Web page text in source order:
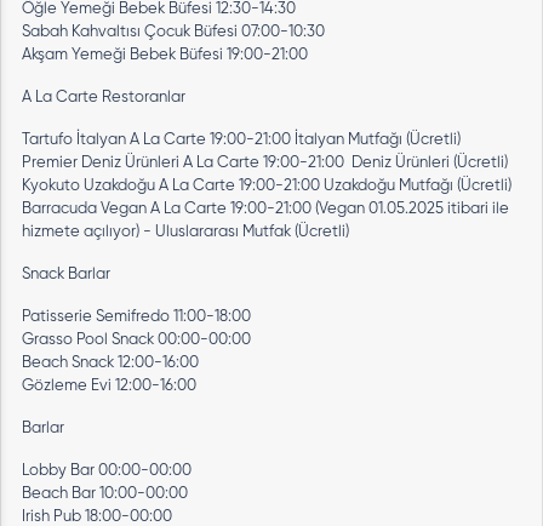
Öğle Yemeği Bebek Büfesi 12:30-14:30
Sabah Kahvaltısı Çocuk Büfesi 07:00-10:30
Akşam Yemeği Bebek Büfesi 19:00-21:00
A La Carte Restoranlar
Tartufo İtalyan A La Carte 19:00-21:00 İtalyan Mutfağı (Ücretli)
Premier Deniz Ürünleri A La Carte 19:00-21:00 Deniz Ürünleri (Ücretli)
Kyokuto Uzakdoğu A La Carte 19:00-21:00 Uzakdoğu Mutfağı (Ücretli)
Barracuda Vegan A La Carte 19:00-21:00 (Vegan 01.05.2025 itibari ile
hizmete açılıyor) - Uluslararası Mutfak (Ücretli)
Snack Barlar
Patisserie Semifredo 11:00-18:00
Grasso Pool Snack 00:00-00:00
Beach Snack 12:00-16:00
Gözleme Evi 12:00-16:00
Barlar
Lobby Bar 00:00-00:00
Beach Bar 10:00-00:00
Irish Pub 18:00-00:00